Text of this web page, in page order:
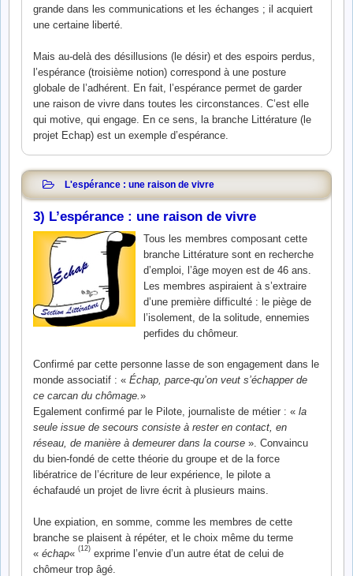
grande dans les communications et les échanges ; il acquiert
une certaine liberté.
Mais au-delà des désillusions (le désir) et des espoirs perdus,
l’espérance (troisième notion) correspond à une posture
globale de l’adhérent. En fait, l’espérance permet de garder
une raison de vivre dans toutes les circonstances. C’est elle
qui motive, qui engage. En ce sens, la branche Littérature (le
projet Echap) est un exemple d’espérance.
L'espérance : une raison de vivre
3) L’espérance : une raison de vivre
Tous les membres composant cette
branche Littérature sont en recherche
d’emploi, l’âge moyen est de 46 ans.
Les membres aspiraient à s’extraire
d’une première difficulté : le piège de
l’isolement, de la solitude, ennemies
perfides du chômeur.
Confirmé par cette personne lasse de son engagement dans le
monde associatif : « Échap, parce-qu’on veut s’échapper de
ce carcan du chômage.»
Egalement confirmé par le Pilote, journaliste de métier : « la
seule issue de secours consiste à rester en contact, en
réseau, de manière à demeurer dans la course ». Convaincu
du bien-fondé de cette théorie du groupe et de la force
libératrice de l’écriture de leur expérience, le pilote a
échafaudé un projet de livre écrit à plusieurs mains.
Une expiation, en somme, comme les membres de cette
branche se plaisent à répéter, et le choix même du terme
« échap« (12) exprime l’envie d’un autre état de celui de
chômeur trop âgé.